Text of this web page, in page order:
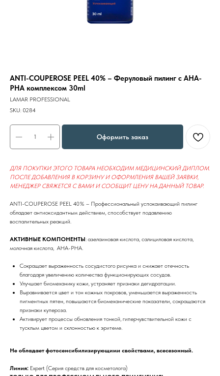
ANTI-COUPEROSE PEEL 40% – Феруловый пилинг с АНА-
РНА комплексом 30ml
LAMAR PROFESSIONAL
SKU: 0284
Оформить заказ
ДЛЯ ПОКУПКИ ЭТОГО ТОВАРА НЕОБХОДИМ МЕДИЦИНСКИЙ ДИПЛОМ.
ПОСЛЕ ДОБАВЛЕНИЯ В КОРЗИНУ И ОФОРМЛЕНИЯ ВАШЕЙ ЗАЯВКИ,
МЕНЕДЖЕР СВЯЖЕТСЯ С ВАМИ И СООБЩИТ ЦЕНУ НА ДАННЫЙ ТОВАР.
ANTI-COUPEROSE PEEL 40% – Профессиональный успокаивающий пилинг
обладает антиоксидантным действием, способствует подавлению
воспалительных реакций.
АКТИВНЫЕ КОМПОНЕНТЫ: азелаиновая кислота, салициловая кислота,
молочная кислота, AHA-PHA.
Сокращает выраженность сосудистого рисунка и снижает отечность
благодаря увеличению количества функционирующих сосудов.
Улучшает биомеханику кожи, устраняет признаки дегидратации.
Выравнивается цвет и тон кожных покровов, уменьшается выраженность
пигментных пятен, повышаются биомеханические показатели, сокращаются
признаки купероза.
Активирует процессы обновления тонкой, гиперчувствительной кожи с
тусклым цветом и склонностью к эритеме.
Не обладает фотосенсибилизирующими свойствами, всесезонный.
Линия: Expert (Серия средств для косметолога)